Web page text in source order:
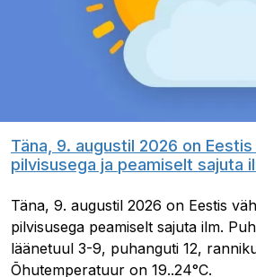
Täna, 9. augustil 2026 on
pilvisusega ja peamiselt sajuta
Täna, 9. augustil 2026 on Eestis
pilvisusega peamiselt sajuta ilm.
läänetuul 3-9, puhanguti 12,
Õhutemperatuur on 19..24°C.